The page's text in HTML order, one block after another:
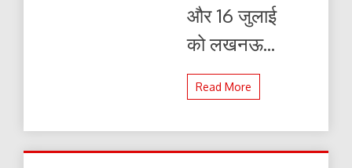
और 16 जुलाई
को लखनऊ...
Read More